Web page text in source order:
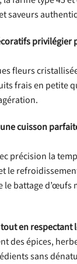
saveurs
privilégier
fleurs
frais en petite
cuisson
précision la
le
le battage d’œufs
en respectant
des épices,
sans